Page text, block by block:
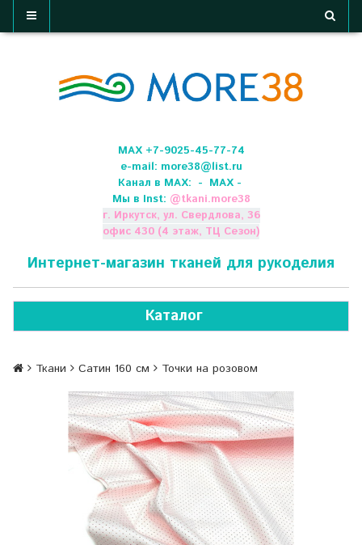
МАХ +7-9025-45-77-74
e-mail: more38@list.ru
Канал в МАХ: - МАХ -
Мы в Inst: @tkani.more38
г. Иркутск, ул. Свердлова, 36
офис 430 (4 этаж, ТЦ Сезон)
Интернет-магазин тканей для рукоделия
Каталог
Ткани Сатин 160 см Точки на розовом